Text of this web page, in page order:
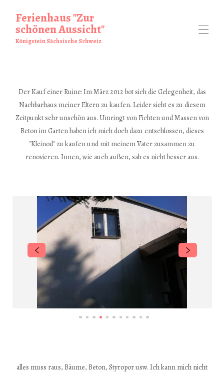
Ferienhaus "Zur
schönen Aussicht"
Königstein Sächsische Schweiz
Surroundings ▾
Reviews
Rates
Photos ▾
Availability
about us▾
Der Kauf einer Ruine: Im März 2012 bot sich die Gelegenheit, das
Nachbarhaus meiner Eltern zu kaufen. Leider sieht es zu diesem
Zeitpunkt sehr unschön aus. Umringt von Fichten und Massen von
Beton im Garten haben ich mich doch dazu entschlossen, dieses
"Kleinod" zu kaufen und mit meinem Vater zusammen zu
renovieren. Innen, wie auch außen, sah es nicht besser aus.
alles muss raus, Bäume, Beton, Styropor usw. Ich kann mich nicht